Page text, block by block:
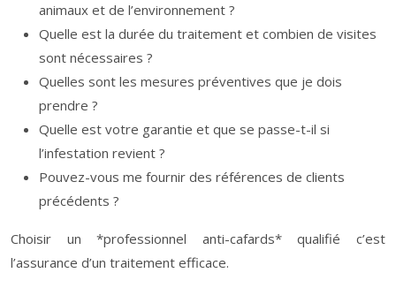
animaux et de l’environnement ?
Quelle est la durée du traitement et combien de visites
sont nécessaires ?
Quelles sont les mesures préventives que je dois
prendre ?
Quelle est votre garantie et que se passe-t-il si
l’infestation revient ?
Pouvez-vous me fournir des références de clients
précédents ?
Choisir un *professionnel anti-cafards* qualifié c’est
l’assurance d’un traitement efficace.